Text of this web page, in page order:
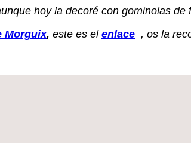
hoy la decoré con gominolas de
Morguix, este es el enlace , os la